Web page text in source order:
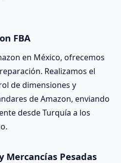
FBA
en México, ofrecemos
Realizamos el
de dimensiones y
de Amazon, enviando
desde Turquía a los
Mercancías Pesadas